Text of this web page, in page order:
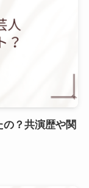
？共演歴や関